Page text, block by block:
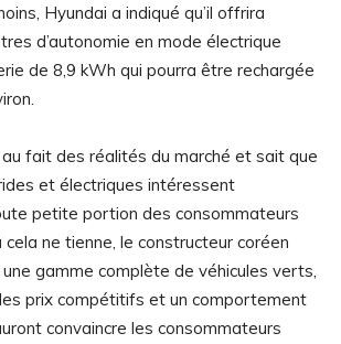
Hyundai a indiqué qu’il offrira
d’autonomie en mode électrique
de 8,9 kWh qui pourra être rechargée
fait des réalités du marché et sait que
et électriques intéressent
petite portion des consommateurs
cela ne tienne, le constructeur coréen
gamme complète de véhicules verts,
prix compétitifs et un comportement
convaincre les consommateurs